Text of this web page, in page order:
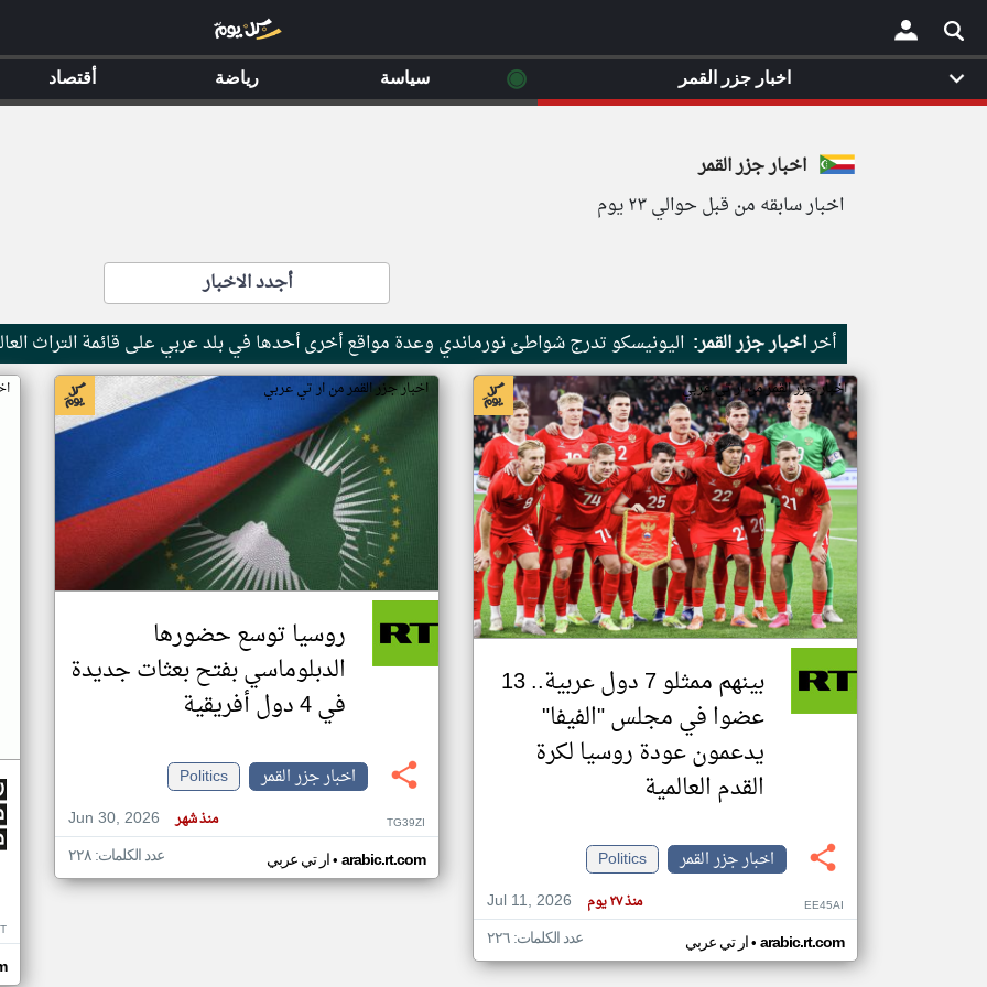
×
اخبار جزر القمر
اخبار سابقه من قبل حوالي ٢٣ يوم
أجدد الاخبار
أخراخبار جزر القمر: اليونيسكو تدرج شواطئ نورماندي وعدة مواقع أخرى أحدها في بلد عربي على قائمة التراث
اخبار جزر القمر من ار تي عربي
بينهم ممثلو 7 دول عربية.. 13
عضوا في مجلس "الفيفا"
يدعمون عودة روسيا لكرة
القدم العالمية
اخبار جزر القمر
Politics
Jul 11, 2026
منذ ٢٧ يوم EE45AI
ار تي عربي• arabic.rt.com عدد الكلمات: ٢٢٦
اخبار جزر القمر من ار تي عربي
روسيا توسع حضورها
الدبلوماسي بفتح بعثات جديدة
في 4 دول أفريقية
اخبار جزر القمر
Politics
Jun 30, 2026
منذ شهر TG39ZI
ار تي عربي• arabic.rt.com عدد الكلمات: ٢٢٨
اخبار جزر القمر ◉ سياسة رياضة أقتصاد